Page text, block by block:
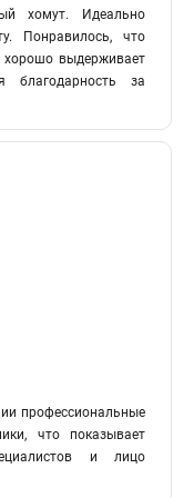
металлический
w1 robust
для пп
хомут. Идеально
Понравилось, что
хорошо выдерживает
благодарность за
профессиональные
что показывает
и лицо